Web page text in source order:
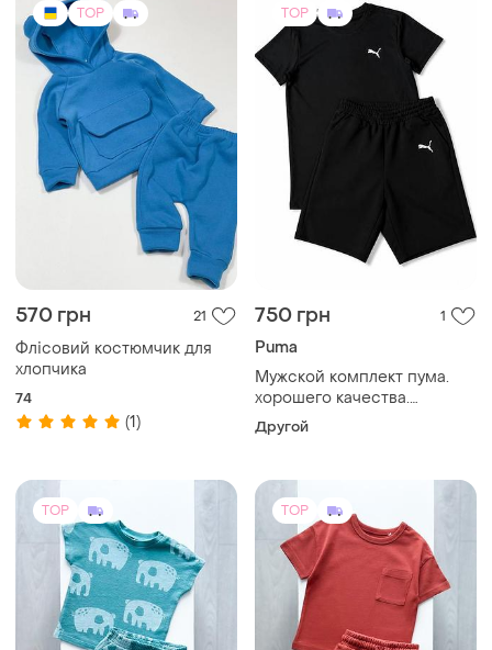
TOP
570 грн 21
Флісовий костюмчик для
хлопчика
74
(1)
TOP
750 грн 1
Puma
Мужской комплект пума.
хорошего качества.
туречева
Другой
TOP TOP